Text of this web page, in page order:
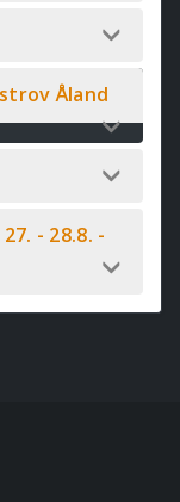
Åland
- 28.8. -